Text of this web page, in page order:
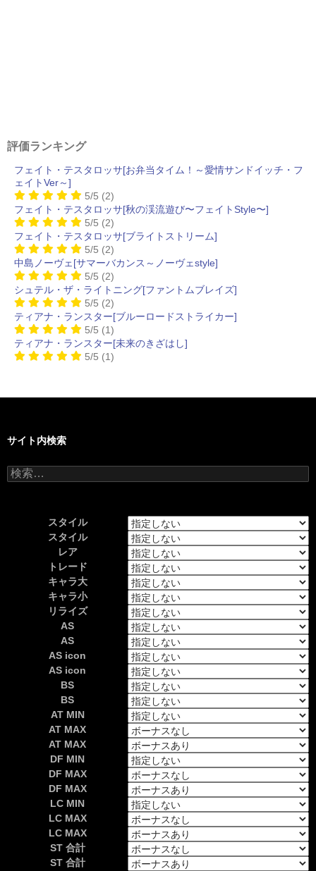
評価ランキング
フェイト・テスタロッサ[お弁当タイム！～愛情サンドイッチ・フ
ェイトVer～]
5/5 (2)
フェイト・テスタロッサ[秋の渓流遊び〜フェイトStyle〜]
5/5 (2)
フェイト・テスタロッサ[ブライトストリーム]
5/5 (2)
中島ノーヴェ[サマーバカンス～ノーヴェstyle]
5/5 (2)
シュテル・ザ・ライトニング[ファントムブレイズ]
5/5 (2)
ティアナ・ランスター[ブルーロードストライカー]
5/5 (1)
ティアナ・ランスター[未来のきざはし]
5/5 (1)
サイト内検索
検
索:
スタイル
スタイル
レア
トレード
キャラ大
キャラ小
リライズ
AS
AS
AS icon
AS icon
BS
BS
AT MIN
AT MAX
AT MAX
DF MIN
DF MAX
DF MAX
LC MIN
LC MAX
LC MAX
ST 合計
ST 合計